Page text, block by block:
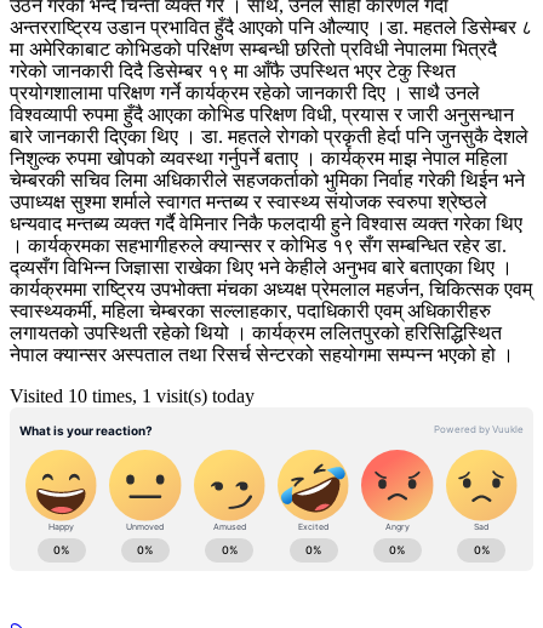
उठने गरेको भन्दै चिन्ता व्यक्त गरे । साथै, उनले सोही कारणले गर्दा
अन्तरराष्ट्रिय उडान प्रभावित हुँदै आएको पनि औल्याए ।डा. महतले डिसेम्बर ८
मा अमेरिकाबाट कोभिडको परिक्षण सम्बन्धी छरितो प्रविधी नेपालमा भित्रदै
गरेको जानकारी दिदै डिसेम्बर १९ मा आँफै उपस्थित भएर टेकु स्थित
प्रयोगशालामा परिक्षण गर्ने कार्यक्रम रहेको जानकारी दिए । साथै उनले
विश्वव्यापी रुपमा हुँदै आएका कोभिड परिक्षण विधी, प्रयास र जारी अनुसन्धान
बारे जानकारी दिएका थिए । डा. महतले रोगको प्रकृती हेर्दा पनि जुनसुकै देशले
निशुल्क रुपमा खोपको व्यवस्था गर्नुपर्ने बताए । कार्यक्रम माझ नेपाल महिला
चेम्बरकी सचिव लिमा अधिकारीले सहजकर्ताको भुमिका निर्वाह गरेकी थिईन भने
उपाध्यक्ष सुश्मा शर्माले स्वागत मन्तब्य र स्वास्थ्य संयोजक स्वरुपा श्रेष्ठले
धन्यवाद मन्तब्य व्यक्त गर्दै वेमिनार निकै फलदायी हुने विश्वास व्यक्त गरेका थिए
। कार्यक्रमका सहभागीहरुले क्यान्सर र कोभिड १९ सँग सम्बन्धित रहेर डा.
द्व्यसँग विभिन्न जिज्ञासा राखेका थिए भने केहीले अनुभव बारे बताएका थिए ।
कार्यक्रममा राष्ट्रिय उपभोक्ता मंचका अध्यक्ष प्रेमलाल महर्जन, चिकित्सक एवम्
स्वास्थ्यकर्मी, महिला चेम्बरका सल्लाहकार, पदाधिकारी एवम् अधिकारीहरु
लगायतको उपस्थिती रहेको थियो । कार्यक्रम ललितपुरको हरिसिद्धिस्थित
नेपाल क्यान्सर अस्पताल तथा रिसर्च सेन्टरको सहयोगमा सम्पन्न भएको हो ।
Visited 10 times, 1 visit(s) today